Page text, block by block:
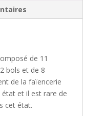
de 11
bols et de 8
de la faïencerie
état et il est rare de
cet état.